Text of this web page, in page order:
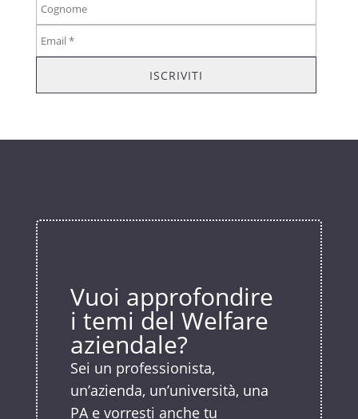
Vuoi approfondire
i temi del Welfare
aziendale?
Sei un professionista,
un’azienda, un’università, una
PA e vorresti anche tu